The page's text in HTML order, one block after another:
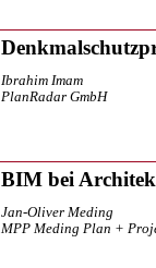
Ibrahim Imam
PlanRadar GmbH
BIM bei
Jan-Oliver Meding
MPP Meding Plan +